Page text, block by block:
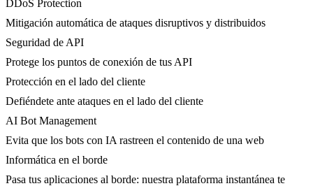
DDoS Protection
Mitigación automática de ataques disruptivos y distribuidos
Seguridad de API
Protege los puntos de conexión de tus API
Protección en el lado del cliente
Defiéndete ante ataques en el lado del cliente
AI Bot Management
Evita que los bots con IA rastreen el contenido de una web
Informática en el borde
Pasa tus aplicaciones al borde: nuestra plataforma instantánea te